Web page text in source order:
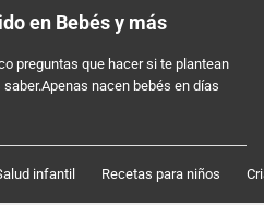
en Bebés y más
preguntas que hacer si te plantean
nacen bebés en días
infantil Recetas para niños